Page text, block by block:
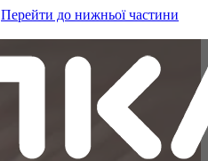
Перейти до нижньої частини